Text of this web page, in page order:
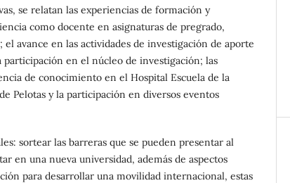
se relatan las experiencias de formación y
como docente en asignaturas de pregrado,
el avance en las actividades de investigación de aporte
participación en el núcleo de investigación; las
de conocimiento en el Hospital Escuela de la
Pelotas y la participación en diversos eventos
sortear las barreras que se pueden presentar al
en una nueva universidad, además de aspectos
para desarrollar una movilidad internacional, estas